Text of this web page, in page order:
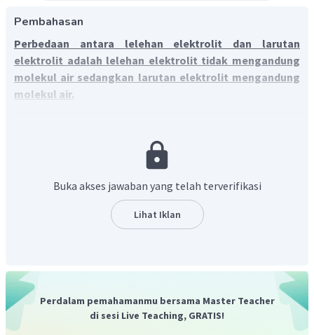
Pembahasan
Perbedaan antara lelehan elektrolit dan larutan
elektrolit adalah lelehan elektrolit tidak mengandung
molekul air sedangkan larutan elektrolit mengandung
molekul air.
yang bebas bergerak. Lelehan elektrolit tidak mengandung
yang dapat menghantarkan listrik karena di dalam air,
senyawa tersebut terionisasi membentuk ion-ion yang
bebas bergerak. Larutan elektrolit mengandung molekul
Buka akses jawaban yang telah terverifikasi
Lihat Iklan
Perdalam pemahamanmu bersama Master Teacher
di sesi Live Teaching, GRATIS!